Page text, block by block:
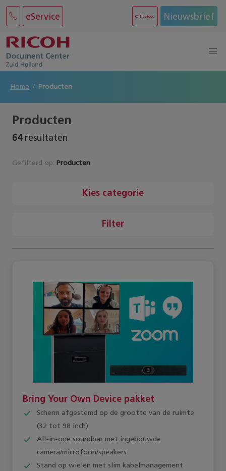
eService Officefood Nieuwsbrief
Home Producten
Producten
64resultaten
Gefilterd op: Producten
Kies categorie
Filter
Bring Your Own Device pakket
Scherm afgestemd op de grootte van de ruimte
(32 tot 98 inch)
All-in-one soundbar met ingebouwde
camera/microfoon/speakers
Stand op wielen met slim kabelmanagement